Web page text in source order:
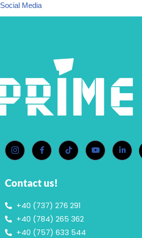
Social Media
Contact us!
+40 (737) 276 291
+40 (784) 265 362
+40 (757) 633 544